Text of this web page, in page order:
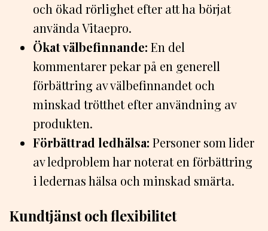
och ökad rörlighet efter att ha börjat
använda Vitaepro.
Ökat välbefinnande: En del
kommentarer pekar på en generell
förbättring av välbefinnandet och
minskad trötthet efter användning av
produkten.
Förbättrad ledhälsa: Personer som lider
av ledproblem har noterat en förbättring
i ledernas hälsa och minskad smärta.
Kundtjänst och flexibilitet